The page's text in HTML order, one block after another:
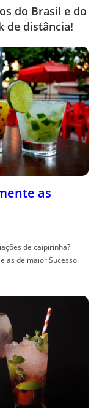
do Brasil e do
de distância!
as
de caipirinha?
as de maior Sucesso.